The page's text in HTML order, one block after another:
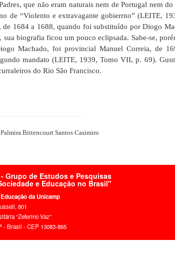
que não eram naturais nem de Portugal nem
de “Violento e extravagante gobierrno” (LEITE,
de 1684 a 1688, quando foi substituído por Diogo
biografia ficou um pouco eclipsada. Sabe-se,
Machado, foi provincial Manuel Correia, de
mandato (LEITE, 1939, Tomo VII, p. 69).
do Rio São Francisco.
Bittencourt Santos Casimiro
- Grupo de Estudos e Pesquisas
e Educação no Brasil"
da Unicamp
801
“Zeferino Vaz”
- Brasil - CEP 13083-865